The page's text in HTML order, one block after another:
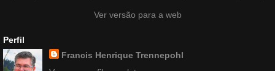
Ver versão para a web
Perfil
Francis Henrique Trennepohl